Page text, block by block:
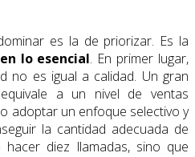
es la de priorizar. Es la
lo esencial. En primer lugar,
no es igual a calidad. Un gran
a un nivel de ventas
adoptar un enfoque selectivo y
la cantidad adecuada de
diez llamadas, sino que